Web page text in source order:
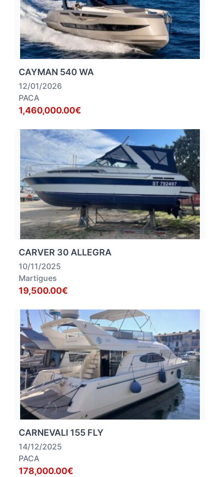
CAYMAN 540 WA
12/01/2026
PACA
1,460,000.00€
CARVER 30 ALLEGRA
10/11/2025
Martigues
19,500.00€
CARNEVALI 155 FLY
14/12/2025
PACA
178,000.00€